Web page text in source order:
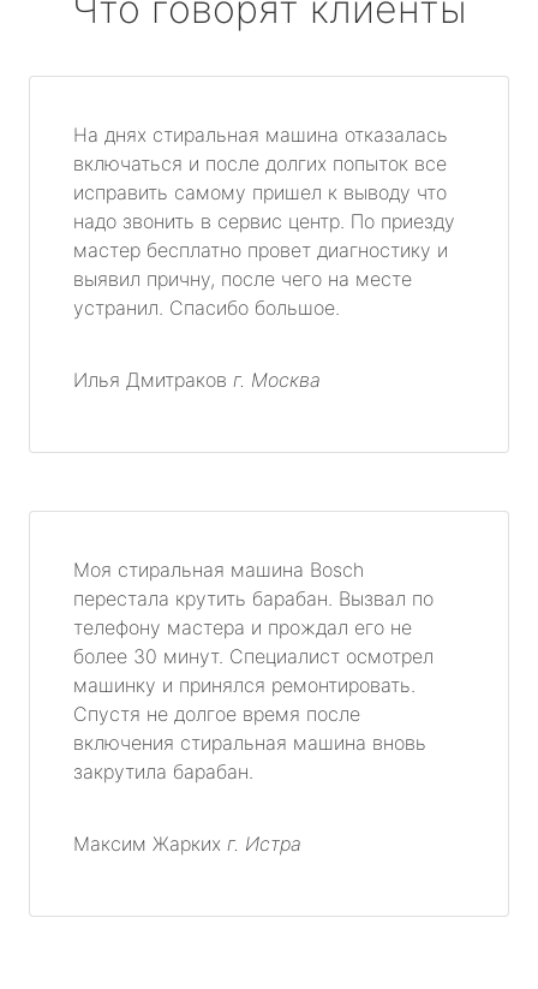
На днях стиральная машина отказалась
включаться и после долгих попыток все
исправить самому пришел к выводу что
надо звонить в сервис центр. По приезду
мастер бесплатно провет диагностику и
выявил причну, после чего на месте
устранил. Спасибо большое.
Илья Дмитраков г. Москва
Моя стиральная машина Bosch
перестала крутить барабан. Вызвал по
телефону мастера и прождал его не
более 30 минут. Специалист осмотрел
машинку и принялся ремонтировать.
Спустя не долгое время после
включения стиральная машина вновь
закрутила барабан.
Максим Жарких г. Истра